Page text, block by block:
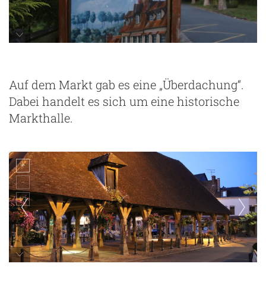
Auf dem Markt gab es eine „Überdachung“.
Dabei handelt es sich um eine historische
Markthalle.